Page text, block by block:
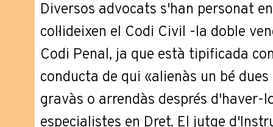
Diversos advocats s'han personat
col·lideixen el Codi Civil -la doble
Codi Penal, ja que està tipificada
conducta de qui «alienàs un bé
gravàs o arrendàs després d'haver-
especialistes en Dret. El jutge